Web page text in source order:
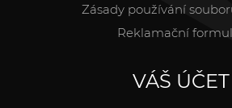
Zásady používání
Reklamační
VÁŠ ÚČET